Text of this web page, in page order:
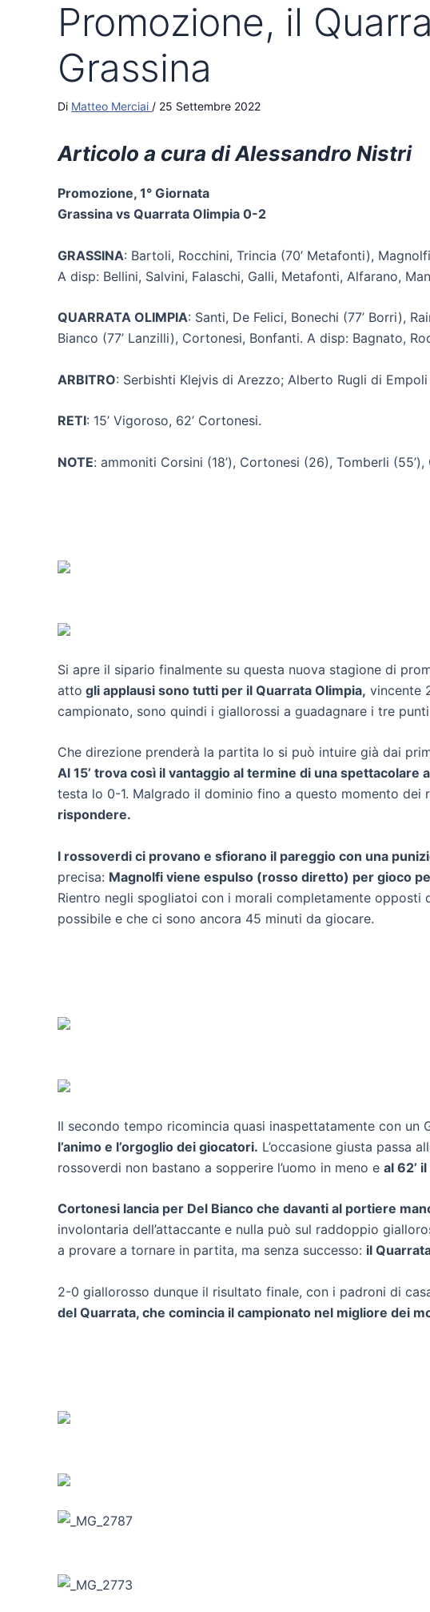
Promozione, il
Grassina
Di Matteo Merciai / 25 Settembre 2022
Articolo a cura di Alessandro Nistri
Promozione, 1° Giornata
Grassina vs Quarrata Olimpia 0-2
GRASSINA: Bartoli, Rocchini, Trincia (70’ Metafonti),
A disp: Bellini, Salvini, Falaschi, Galli, Metafonti, Alfarano,
QUARRATA OLIMPIA: Santi, De Felici, Bonechi (77’ Borri),
Bianco (77’ Lanzilli), Cortonesi, Bonfanti. A disp: Bagnato,
ARBITRO: Serbishti Klejvis di Arezzo; Alberto Rugli di
RETI: 15’ Vigoroso, 62’ Cortonesi.
NOTE: ammoniti Corsini (18’), Cortonesi (26), Tomberli (55’),
Si apre il sipario finalmente su questa nuova stagione di
atto gli applausi sono tutti per il Quarrata Olimpia, vincente
campionato, sono quindi i giallorossi a guadagnare i tre
Che direzione prenderà la partita lo si può intuire già dai
Al 15’ trova così il vantaggio al termine di una spettacolare
testa lo 0-1. Malgrado il dominio fino a questo momento dei
rispondere.
I rossoverdi ci provano e sfiorano il pareggio con una
precisa: Magnolfi viene espulso (rosso diretto) per gioco
Rientro negli spogliatoi con i morali completamente
possibile e che ci sono ancora 45 minuti da giocare.
Il secondo tempo ricomincia quasi inaspettatamente con un
l’animo e l’orgoglio dei giocatori. L’occasione giusta passa
rossoverdi non bastano a sopperire l’uomo in meno e al 62’
Cortonesi lancia per Del Bianco che davanti al portiere
involontaria dell’attaccante e nulla può sul raddoppio
a provare a tornare in partita, ma senza successo: il
2-0 giallorosso dunque il risultato finale, con i padroni di
del Quarrata, che comincia il campionato nel migliore dei